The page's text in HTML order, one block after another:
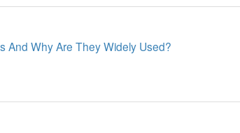
And Why Are They Widely Used?